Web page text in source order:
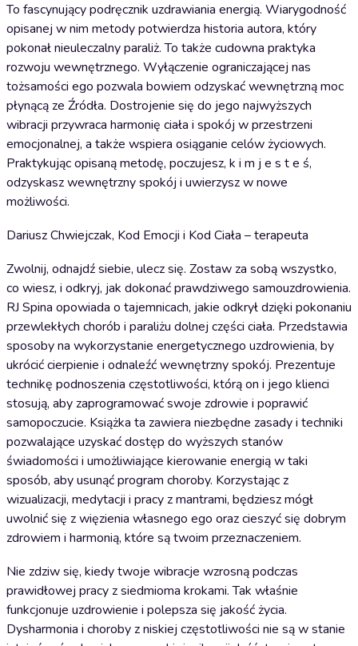
To fascynujący podręcznik uzdrawiania energią. Wiarygodność
opisanej w nim metody potwierdza historia autora, który
pokonał nieuleczalny paraliż. To także cudowna praktyka
rozwoju wewnętrznego. Wyłączenie ograniczającej nas
tożsamości ego pozwala bowiem odzyskać wewnętrzną moc
płynącą ze Źródła. Dostrojenie się do jego najwyższych
wibracji przywraca harmonię ciała i spokój w przestrzeni
emocjonalnej, a także wspiera osiąganie celów życiowych.
Praktykując opisaną metodę, poczujesz, k i m j e s t e ś,
odzyskasz wewnętrzny spokój i uwierzysz w nowe
możliwości.
Dariusz Chwiejczak, Kod Emocji i Kod Ciała – terapeuta
Zwolnij, odnajdź siebie, ulecz się. Zostaw za sobą wszystko,
co wiesz, i odkryj, jak dokonać prawdziwego samouzdrowienia.
RJ Spina opowiada o tajemnicach, jakie odkrył dzięki pokonaniu
przewlekłych chorób i paraliżu dolnej części ciała. Przedstawia
sposoby na wykorzystanie energetycznego uzdrowienia, by
ukrócić cierpienie i odnaleźć wewnętrzny spokój. Prezentuje
technikę podnoszenia częstotliwości, którą on i jego klienci
stosują, aby zaprogramować swoje zdrowie i poprawić
samopoczucie. Książka ta zawiera niezbędne zasady i techniki
pozwalające uzyskać dostęp do wyższych stanów
świadomości i umożliwiające kierowanie energią w taki
sposób, aby usunąć program choroby. Korzystając z
wizualizacji, medytacji i pracy z mantrami, będziesz mógł
uwolnić się z więzienia własnego ego oraz cieszyć się dobrym
zdrowiem i harmonią, które są twoim przeznaczeniem.
Nie zdziw się, kiedy twoje wibracje wzrosną podczas
prawidłowej pracy z siedmioma krokami. Tak właśnie
funkcjonuje uzdrowienie i polepsza się jakość życia.
Dysharmonia i choroby z niskiej częstotliwości nie są w stanie